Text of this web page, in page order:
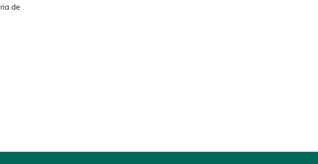
de